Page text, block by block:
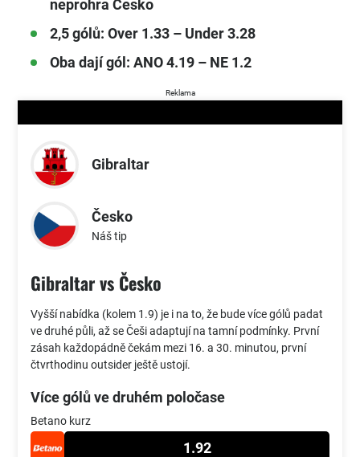
neprohra Česko
2,5 gólů: Over 1.33 – Under 3.28
Oba dají gól: ANO 4.19 – NE 1.2
Reklama
Gibraltar
Česko
Náš tip
Gibraltar vs Česko
Vyšší nabídka (kolem 1.9) je i na to, že bude více gólů padat
ve druhé půli, až se Češi adaptují na tamní podmínky. První
zásah každopádně čekám mezi 16. a 30. minutou, první
čtvrthodinu outsider ještě ustojí.
Více gólů ve druhém poločase
Betano kurz
1.92